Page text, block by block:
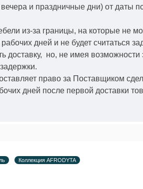
и праздничные дни) от даты
из-за границы, на которые не
дней и не будет считаться
доставку, но, не имея возможности
право за Поставщиком
дней после первой доставки
Коллекция AFRODYTA